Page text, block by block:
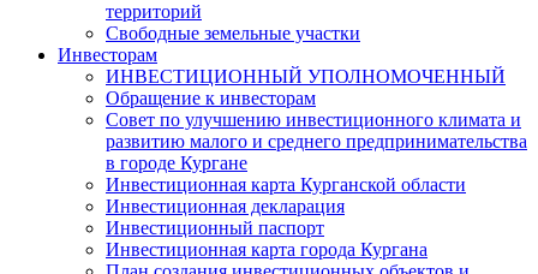
территорий
Свободные земельные участки
Инвесторам
ИНВЕСТИЦИОННЫЙ УПОЛНОМОЧЕННЫЙ
Обращение к инвесторам
Совет по улучшению инвестиционного климата и
развитию малого и среднего предпринимательства
в городе Кургане
Инвестиционная карта Курганской области
Инвестиционная декларация
Инвестиционный паспорт
Инвестиционная карта города Кургана